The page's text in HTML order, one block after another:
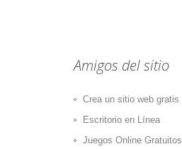
Amigos del sitio
Crea un sitio web gratis
Escritorio en Línea
Juegos Online Gratuitos